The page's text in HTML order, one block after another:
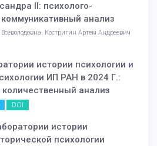
II: психолого-
анализ
Костригин Артем Андреевич
истории психологии и
ИП РАН в 2024 Г.:
анализ
DOI
истории
психологии